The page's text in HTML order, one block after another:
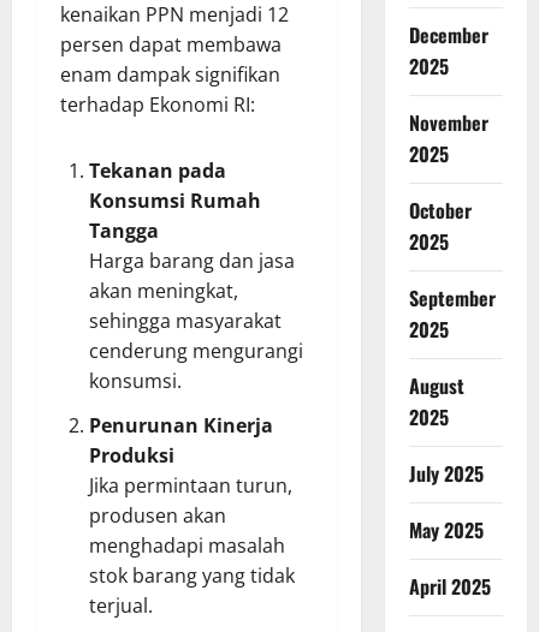
kenaikan PPN menjadi 12
persen dapat membawa
enam dampak signifikan
terhadap Ekonomi RI:
Tekanan pada
Konsumsi Rumah
Tangga
Harga barang dan jasa
akan meningkat,
sehingga masyarakat
cenderung mengurangi
konsumsi.
Penurunan Kinerja
Produksi
Jika permintaan turun,
produsen akan
menghadapi masalah
stok barang yang tidak
terjual.
December
2025
November
2025
October
2025
September
2025
August
2025
July 2025
May 2025
April 2025